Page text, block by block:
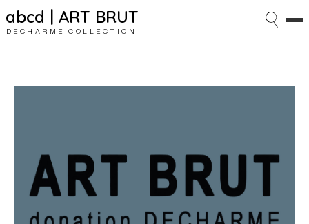
abcd | ART BRUT
DECHARME COLLECTION